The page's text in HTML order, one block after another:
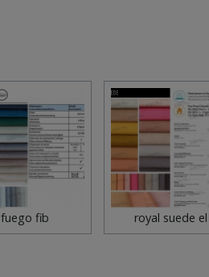
fuego fib royal suede el